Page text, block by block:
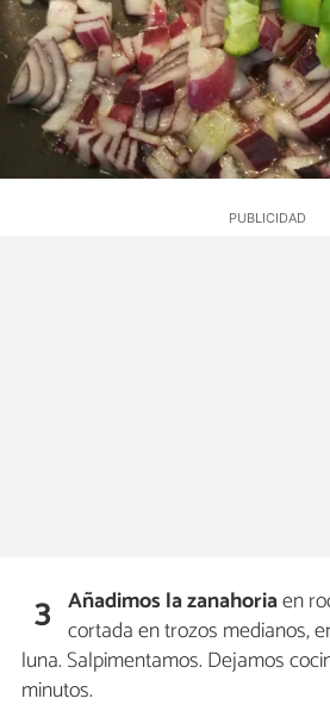
3 Añadimos la zanahoriaen
cortada en trozos medianos,
luna. Salpimentamos. Dejamos
minutos.